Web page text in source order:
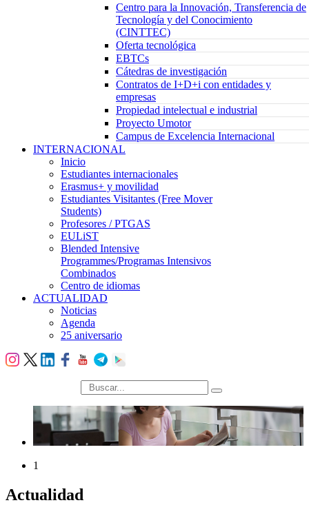
Centro para la Innovación, Transferencia de
Tecnología y del Conocimiento
(CINTTEC)
Oferta tecnológica
EBTCs
Cátedras de investigación
Contratos de I+D+i con entidades y
empresas
Propiedad intelectual e industrial
Proyecto Umotor
Campus de Excelencia Internacional
INTERNACIONAL
Inicio
Estudiantes internacionales
Erasmus+ y movilidad
Estudiantes Visitantes (Free Mover
Students)
Profesores / PTGAS
EULiST
Blended Intensive
Programmes/Programas Intensivos
Combinados
Centro de idiomas
ACTUALIDAD
Noticias
Agenda
25 aniversario
búsqueda
1
Actualidad